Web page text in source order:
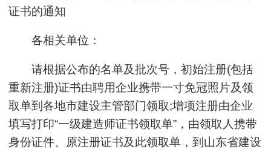
证书的通知
各相关单位：
请根据公布的名单及批次号，初始注册(包括
重新注册)证书由聘用企业携带一寸免冠照片及领
取单到各地市建设主管部门领取;增项注册由企业
填写打印“一级建造师证书领取单”，由领取人携带
身份证件、原注册证书及此领取单，到山东省建设